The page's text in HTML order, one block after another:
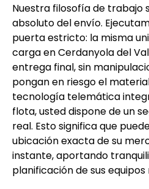
Nuestra filosofía de trabajo
absoluto del envío.
puerta estricto: la misma
carga en Cerdanyola del
entrega final, sin
pongan en riesgo el
tecnología telemática
flota, usted dispone de un
real. Esto significa que
ubicación exacta de su
instante, aportando
planificación de sus